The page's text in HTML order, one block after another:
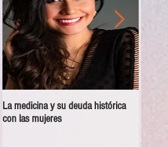
La medicina y su deuda histórica
con las mujeres